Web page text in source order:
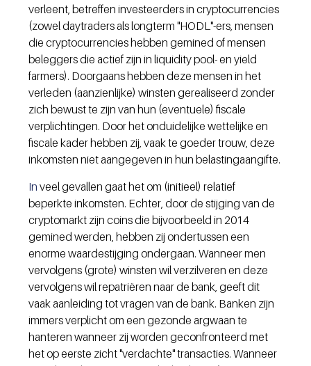
verleent, betreffen investeerders in cryptocurrencies
(zowel daytraders als longterm "HODL"-ers, mensen
die cryptocurrencies hebben gemined of mensen
beleggers die actief zijn in liquidity pool- en yield
farmers). Doorgaans hebben deze mensen in het
verleden (aanzienlijke) winsten gerealiseerd zonder
zich bewust te zijn van hun (eventuele) fiscale
verplichtingen. Door het onduidelijke wettelijke en
fiscale kader hebben zij, vaak te goeder trouw, deze
inkomsten niet aangegeven in hun belastingaangifte.
In veel gevallen gaat het om (initieel) relatief
beperkte inkomsten. Echter, door de stijging van de
cryptomarkt zijn coins die bijvoorbeeld in 2014
gemined werden, hebben zij ondertussen een
enorme waardestijging ondergaan. Wanneer men
vervolgens (grote) winsten wil verzilveren en deze
vervolgens wil repatriëren naar de bank, geeft dit
vaak aanleiding tot vragen van de bank. Banken zijn
immers verplicht om een gezonde argwaan te
hanteren wanneer zij worden geconfronteerd met
het op eerste zicht "verdachte" transacties. Wanneer